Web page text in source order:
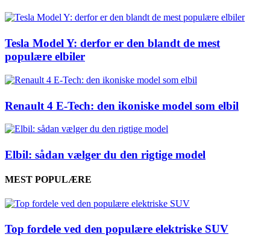
Tesla Model Y: derfor er den blandt de mest
populære elbiler
Renault 4 E-Tech: den ikoniske model som elbil
Elbil: sådan vælger du den rigtige model
MEST POPULÆRE
Top fordele ved den populære elektriske SUV